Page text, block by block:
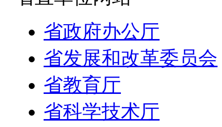
省政府办公厅
省发展和改革委员会
省教育厅
省科学技术厅